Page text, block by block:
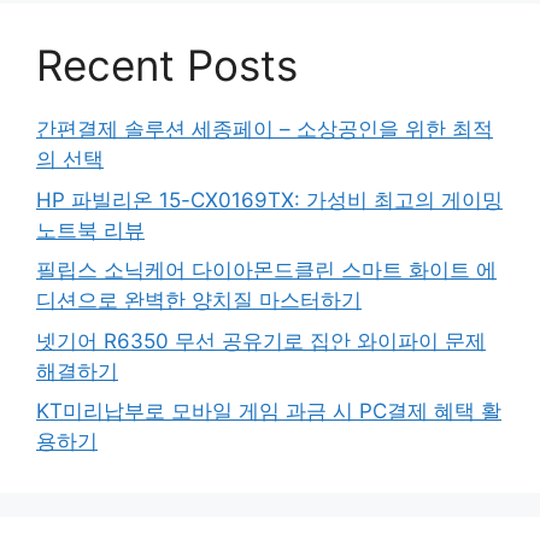
Recent Posts
간편결제 솔루션 세종페이 – 소상공인을 위한 최적
의 선택
HP 파빌리온 15-CX0169TX: 가성비 최고의 게이밍
노트북 리뷰
필립스 소닉케어 다이아몬드클린 스마트 화이트 에
디션으로 완벽한 양치질 마스터하기
넷기어 R6350 무선 공유기로 집안 와이파이 문제
해결하기
KT미리납부로 모바일 게임 과금 시 PC결제 혜택 활
용하기